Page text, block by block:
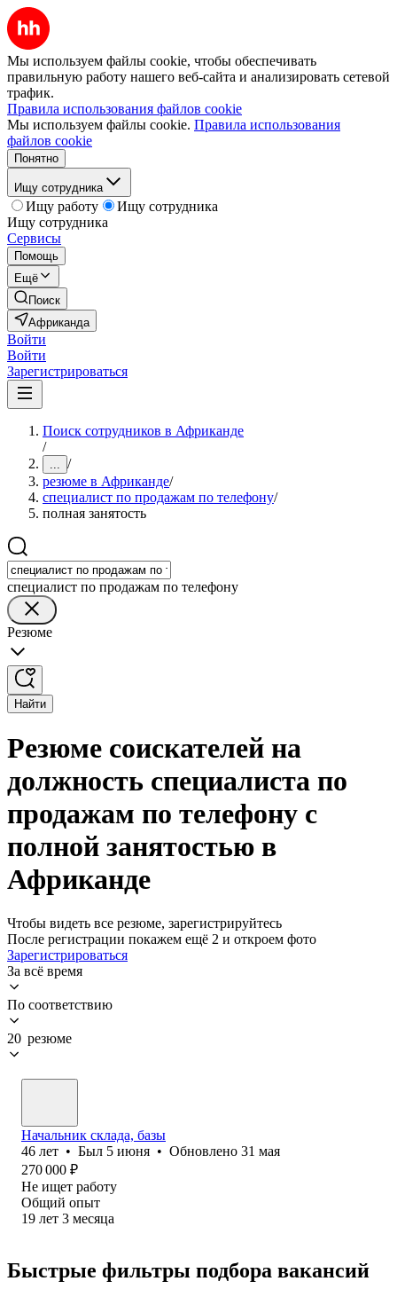
Мы используем файлы cookie, чтобы обеспечивать
правильную работу нашего веб-сайта и анализировать сетевой
трафик.
Правила использования файлов cookie
Мы используем файлы cookie. Правила использования
файлов cookie
Понятно
Ищу сотрудника
Ищу работу
Ищу сотрудника
Ищу сотрудника
Сервисы
Помощь
Ещё
Поиск
Африканда
Войти
Войти
Зарегистрироваться
Поиск сотрудников в Африканде
/
... /
резюме в Африканде/
специалист по продажам по телефону/
полная занятость
специалист по продажам по телефону
Резюме
Найти
Резюме соискателей на
должность специалиста по
продажам по телефону с
полной занятостью в
Африканде
Чтобы видеть все резюме, зарегистрируйтесь
После регистрации покажем ещё 2 и откроем фото
Зарегистрироваться
За всё время
По соответствию
20 резюме
Начальник склада, базы
46 лет • Был 5 июня • Обновлено 31 мая
270 000 ₽
Не ищет работу
Общий опыт
19 лет 3 месяца
Быстрые фильтры подбора вакансий